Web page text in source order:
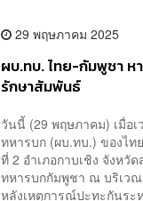
29 พฤษภาคม 2025
ผบ.ทบ. ไทย-กัมพูชา ห
รักษาสัมพันธ์
วันนี้ (29 พฤษภาคม) เมื่อ
ทหารบก (ผบ.ทบ.) ของไท
ที่ 2 อำเภอกาบเชิง จังห
ทหารบกกัมพูชา ณ บริเว
หลังเหตุการณ์ปะทะกันระ